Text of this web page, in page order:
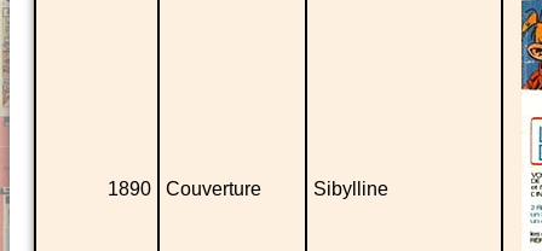
1890 Couverture Sibylline